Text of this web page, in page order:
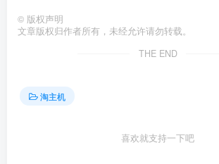
© 版权声明
文章版权归作者所有，未经允许请勿转载。
THE END
淘主机
喜欢就支持一下吧